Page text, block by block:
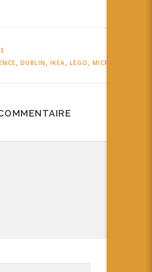
, DUBLIN , IKEA, LEGO , MICROSOFT